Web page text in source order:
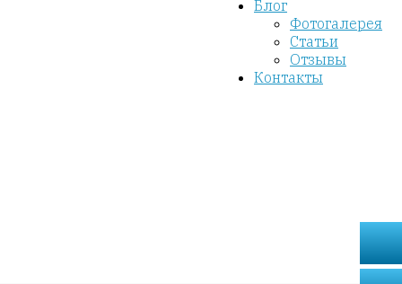
Блог
Фотогалерея
Статьи
Отзывы
Контакты